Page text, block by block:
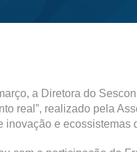
a Diretora do
real”, realizado pela
inovação e ecossistemas